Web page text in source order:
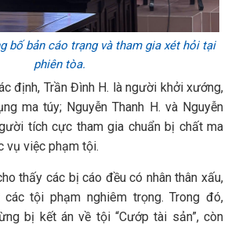
bố bản cáo trạng và tham gia xét hỏi tại
phiên tòa.
định, Trần Đình H. là người khởi xướng,
ma túy; Nguyễn Thanh H. và Nguyễn
tích cực tham gia chuẩn bị chất ma
vụ việc phạm tội.
thấy các bị cáo đều có nhân thân xấu,
tội phạm nghiêm trọng. Trong đó,
bị kết án về tội “Cướp tài sản”, còn